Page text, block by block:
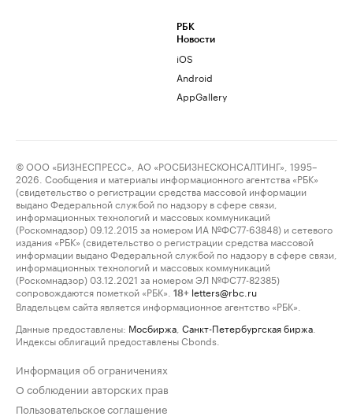
РБК
Новости
iOS
Android
AppGallery
© ООО «БИЗНЕСПРЕСС», АО «РОСБИЗНЕСКОНСАЛТИНГ», 1995–
2026. Сообщения и материалы информационного агентства «РБК»
(свидетельство о регистрации средства массовой информации
выдано Федеральной службой по надзору в сфере связи,
информационных технологий и массовых коммуникаций
(Роскомнадзор) 09.12.2015 за номером ИА №ФС77-63848) и сетевого
издания «РБК» (свидетельство о регистрации средства массовой
информации выдано Федеральной службой по надзору в сфере связи,
информационных технологий и массовых коммуникаций
(Роскомнадзор) 03.12.2021 за номером ЭЛ №ФС77-82385)
сопровождаются пометкой «РБК».
18+ letters@rbc.ru
Владельцем сайта является информационное агентство «РБК».
Данные предоставлены: Мосбиржа Санкт-Петербургская биржа
Индексы облигаций предоставлены Cbonds.
Информация об ограничениях
О соблюдении авторских прав
Пользовательское соглашение